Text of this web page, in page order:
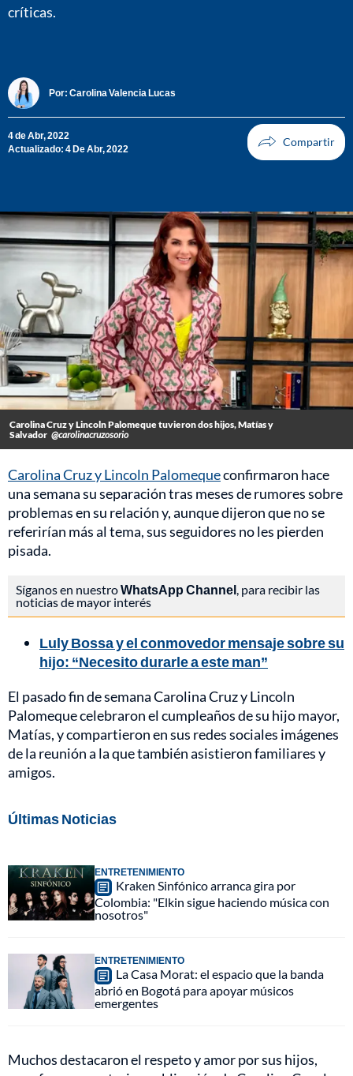
críticas.
Por: Carolina Valencia Lucas
4 de Abr, 2022
Actualizado: 4 De Abr, 2022
Carolina Cruz y Lincoln Palomeque tuvieron dos hijos, Matías y
Salvador @carolinacruzosorio
Carolina Cruz y Lincoln Palomequeconfirmaron hace
una semana su separación tras meses de rumores sobre
problemas en su relación y, aunque dijeron que no se
referirían más al tema, sus seguidores no les pierden
pisada.
Síganos en nuestroWhatsApp Channel, para recibir las
noticias de mayor interés
Luly Bossa y el conmovedor mensaje sobre su
hijo: “Necesito durarle a este man”
El pasado fin de semana Carolina Cruz y Lincoln
Palomeque celebraron el cumpleaños de su hijo mayor,
Matías, y compartieron en sus redes sociales imágenes
de la reunión a la que también asistieron familiares y
amigos.
Últimas Noticias
ENTRETENIMIENTO
Kraken Sinfónico arranca gira por
Colombia: "Elkin sigue haciendo música con
nosotros"
ENTRETENIMIENTO
La Casa Morat: el espacio que la banda
abrió en Bogotá para apoyar músicos
emergentes
Muchos destacaron el respeto y amor por sus hijos,